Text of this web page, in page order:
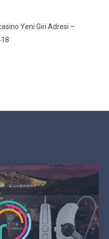
Yeni Giri Adresi –